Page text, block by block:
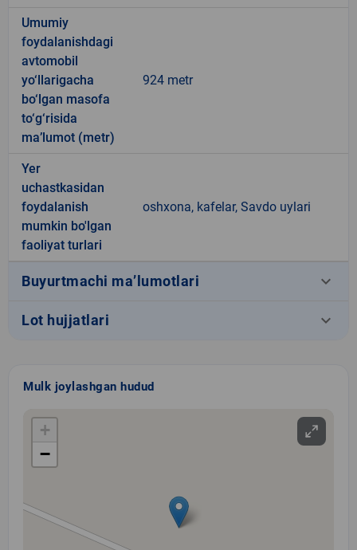
Umumiy
foydalanishdagi
avtomobil
yo‘llarigacha
bo‘lgan masofa
to‘g‘risida
ma’lumot (metr)
924 metr
Yer
uchastkasidan
foydalanish
mumkin bo'lgan
faoliyat turlari
oshxona, kafelar, Savdo uylari
Buyurtmachi ma’lumotlari keyboard_arrow_down
Lot hujjatlari keyboard_arrow_down
Mulk joylashgan hudud
+
−